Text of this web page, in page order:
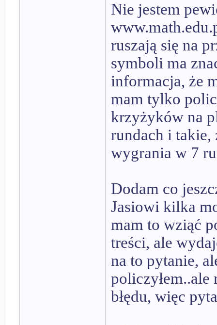
Nie jestem
ruszają się na
symboli ma
informacja, że
mam tylko
krzyżyków na
rundach i takie,
wygrania w 7
Dodam co
Jasiowi kilka
mam to wziąć
treści, ale
na to pytanie,
policzyłem..ale
błędu, więc